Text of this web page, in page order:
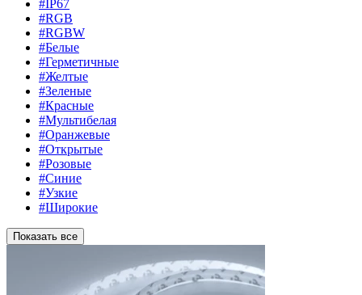
#IP67
#RGB
#RGBW
#Белые
#Герметичные
#Желтые
#Зеленые
#Красные
#Мультибелая
#Оранжевые
#Открытые
#Розовые
#Синие
#Узкие
#Широкие
Показать все